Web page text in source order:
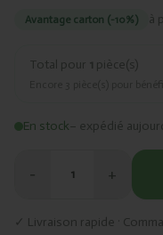
Avantage carton (-10%) à
Total pour 1 pièce(s)
En stock– expédié
− 1 +
✓ Livraison rapide ·